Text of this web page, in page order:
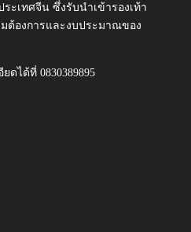
ะเทศจีน ซึ่งรับนำเข้ารองเท้า
ต้องการและงบประมาณของ
ดได้ที่ 0830389895